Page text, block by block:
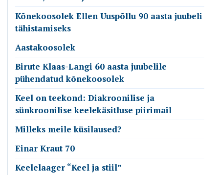
Kõnekoosolek Ellen Uuspõllu 90 aasta juubeli
tähistamiseks
Aastakoosolek
Birute Klaas-Langi 60 aasta juubelile
pühendatud kõnekoosolek
Keel on teekond: Diakroonilise ja
sünkroonilise keelekäsitluse piirimail
Milleks meile küsilaused?
Einar Kraut 70
Keelelaager “Keel ja stiil”